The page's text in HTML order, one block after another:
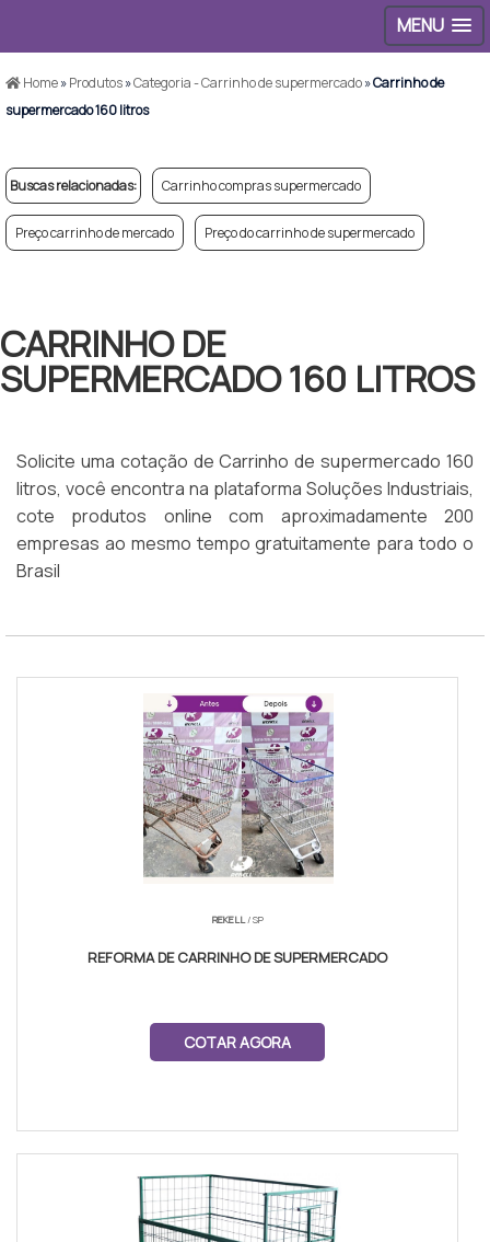
MENU
Home»Produtos»Categoria - Carrinho de supermercado»Carrinho de
supermercado 160 litros
Buscas relacionadas: Carrinho compras supermercado
Preço carrinho de mercado Preço do carrinho de supermercado
CARRINHO DE
SUPERMERCADO 160 LITROS
Solicite uma cotação de Carrinho de supermercado 160
litros, você encontra na plataforma Soluções Industriais,
cote produtos online com aproximadamente 200
empresas ao mesmo tempo gratuitamente para todo o
Brasil
REKELL/ SP
REFORMA DE CARRINHO DE SUPERMERCADO
COTAR AGORA